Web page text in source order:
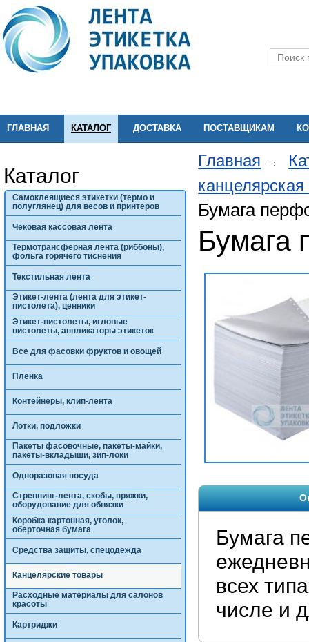
ГЛАВНАЯ КАТАЛОГ ДОСТАВКА ПОСТАВЩИКАМ
Каталог
Самоклеящиеся этикетки (термо и
полуглянец) для весов и принтеров
Чековая кассовая лента
Термотрансферная лента (риббоны),
фольга горячего тиснения
Текстильная лента
Этикет-лента (лента для этикет-
пистолета), ценники
Этикет-пистолеты, игловые
пистолеты, аппликаторы этикеток
Все для фасовки фруктов и овощей
Пленка
Контейнеры, клип-лента
Лотки, подложки
Пакеты фасовочные, пакеты-майки,
пакеты-вкладыши, зип-локи
Одноразовая посуда
Стреппинг-лента, скобы, пряжки,
оборудование для обвязки
Коробка картонная, уголок,
оберточная бумага
Средства защиты, спецодежда
Канцелярские товары
Расходные материалы для салонов
красоты
Картриджи
Главная
Бумага
Бумага
Бумага
всех
числе и